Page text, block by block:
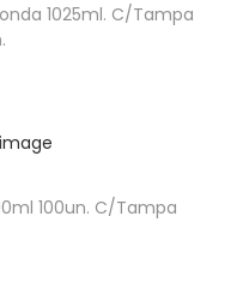
1025ml. C/Tampa
100un. C/Tampa